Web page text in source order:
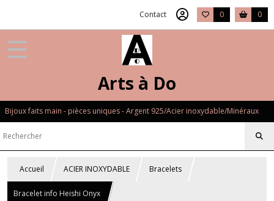
Contact 0 0
Arts à Do
Bijoux faits main - pièces uniques - Argent 925/Acier inoxydable/Minéraux
Accueil ACIER INOXYDABLE Bracelets
Bracelet info Heishi Onyx